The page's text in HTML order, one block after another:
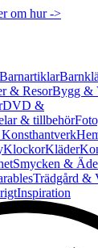
om hur ->
Barnartiklar
& ResorBygg &
DVD &
& tillbehör
KlockorKläder
Smycken &
Trädgård &
Inspiration